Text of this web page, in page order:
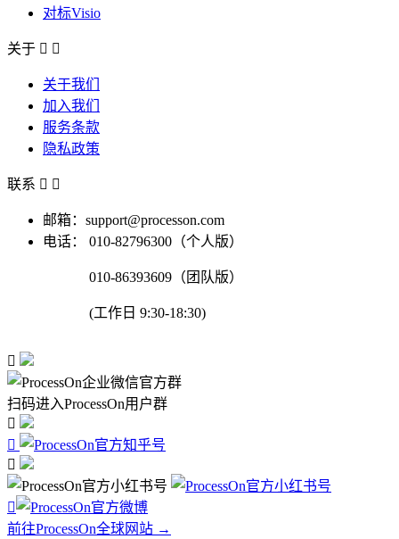
对标Visio
关于  
关于我们
加入我们
服务条款
隐私政策
联系  
邮箱：support@processon.com
电话：
010-82796300（个人版）
010-86393609（团队版）
(工作日 9:30-18:30)

扫码进入ProcessOn用户群




前往ProcessOn全球网站 →